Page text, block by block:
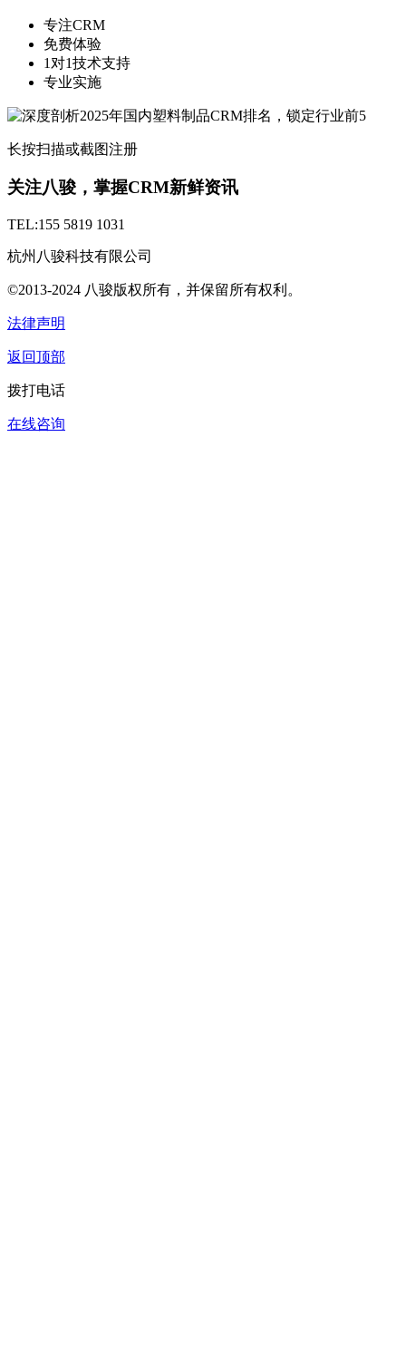
专注CRM
免费体验
1对1技术支持
专业实施
长按扫描或截图注册
关注八骏，掌握CRM新鲜资讯
TEL:155 5819 1031
杭州八骏科技有限公司
©2013-2024 八骏版权所有，并保留所有权利。
法律声明
返回顶部
拨打电话
在线咨询